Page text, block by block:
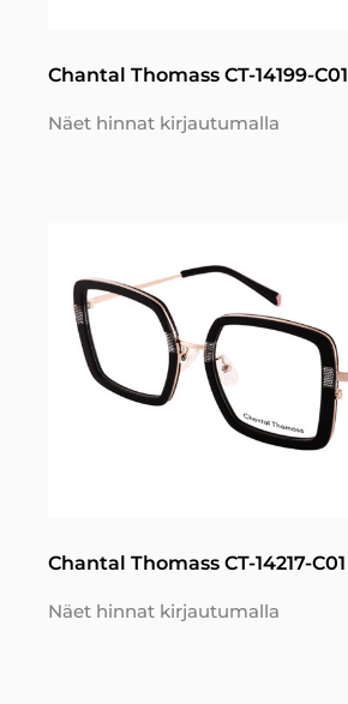
Chantal Thomass CT-14199-C01
Näet hinnat kirjautumalla
Chantal Thomass CT-14217-C01
Näet hinnat kirjautumalla